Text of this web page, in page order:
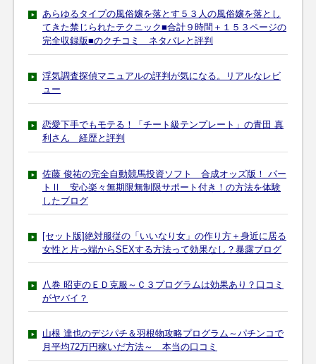
あらゆるタイプの風俗嬢を落とす５３人の風俗嬢を落とし
てきた禁じられたテクニック■合計９時間＋１５３ページの
完全収録版■のクチコミ ネタバレと評判
浮気調査探偵マニュアルの評判が気になる。リアルなレビ
ュー
恋愛下手でもモテる！「チート級テンプレート」の青田 真
利さん 経歴と評判
佐藤 俊祐の完全自動競馬投資ソフト 合成オッズ版！ パー
トⅡ 安心楽々無期限無制限サポート付き！の方法を体験
したブログ
[セット版]絶対服従の「いいなり女」の作り方＋身近に居る
女性と片っ端からSEXする方法って効果なし？暴露ブログ
八巻 昭吏のＥＤ克服～Ｃ３プログラムは効果あり？口コミ
がヤバイ？
山根 達也のデジパチ＆羽根物攻略プログラム～パチンコで
月平均72万円稼いだ方法～ 本当の口コミ